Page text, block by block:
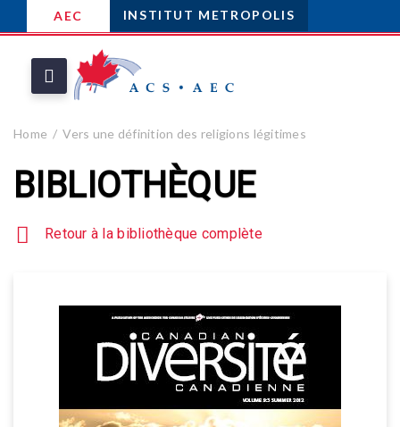
AEC INSTITUT METROPOLIS
Home Vers une définition des religions légitimes
BIBLIOTHÈQUE
Retour à la bibliothèque complète